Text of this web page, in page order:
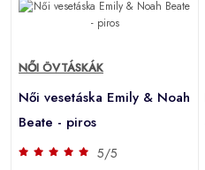
NŐI ÖVTÁSKÁK
Női vesetáska Emily & Noah
Beate - piros
5/5